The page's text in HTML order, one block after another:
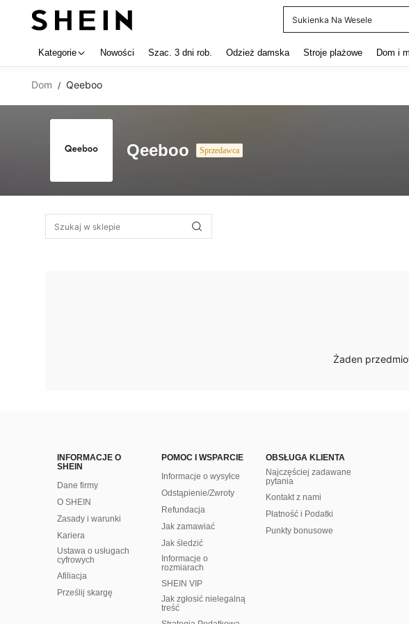
Sukienka Na Wesele
Kategorie Nowości Szac. 3 dni rob. Odzież damska Stroje plażowe Dom i
Dom / Qeeboo
Qeeboo Sprzedawca
Żaden
INFORMACJE O
SHEIN
Dane firmy
O SHEIN
Zasady i warunki
Kariera
Ustawa o usługach
cyfrowych
Afiliacja
Prześlij skargę
POMOC I WSPARCIE
Informacje o wysyłce
Odstąpienie/Zwroty
Refundacja
Jak zamawiać
Jak śledzić
Informacje o
rozmiarach
SHEIN VIP
Jak zgłosić nielegalną
treść
OBSŁUGA KLIENTA
Najczęściej zadawane
pytania
Kontakt z nami
Płatność i Podatki
Punkty bonusowe